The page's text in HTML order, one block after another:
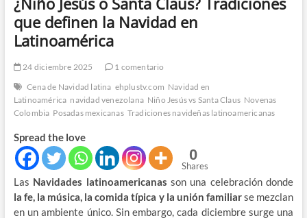
que definen la Navidad en
Latinoamérica
24 diciembre 2025
1 comentario
Cena de Navidad latina ehplustv.com Navidad en
Latinoamérica navidad venezolana Niño Jesús vs Santa Claus Novenas
Colombia Posadas mexicanas Tradiciones navideñas latinoamericanas
Spread the love
0
Shares
Las Navidades latinoamericanas son una celebración donde
la fe, la música, la comida típica y la unión familiarse mezclan
en un ambiente único. Sin embargo, cada diciembre surge una